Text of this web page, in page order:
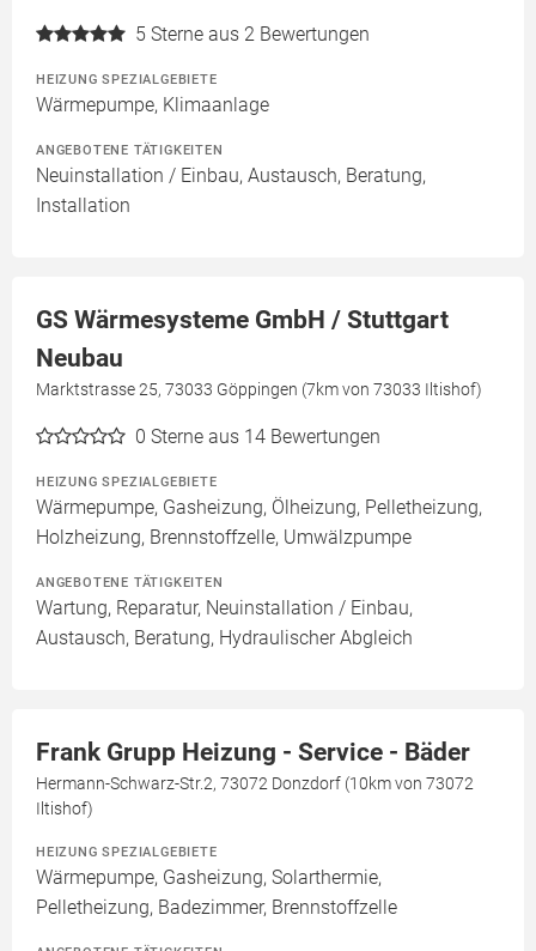
5 Sterne aus 2 Bewertungen
HEIZUNG SPEZIALGEBIETE
Wärmepumpe, Klimaanlage
ANGEBOTENE TÄTIGKEITEN
Neuinstallation / Einbau, Austausch, Beratung,
Installation
GS Wärmesysteme GmbH / Stuttgart
Neubau
Marktstrasse 25, 73033 Göppingen (7km von 73033 Iltishof)
0 Sterne aus 14 Bewertungen
HEIZUNG SPEZIALGEBIETE
Wärmepumpe, Gasheizung, Ölheizung, Pelletheizung,
Holzheizung, Brennstoffzelle, Umwälzpumpe
ANGEBOTENE TÄTIGKEITEN
Wartung, Reparatur, Neuinstallation / Einbau,
Austausch, Beratung, Hydraulischer Abgleich
Frank Grupp Heizung - Service - Bäder
Hermann-Schwarz-Str.2, 73072 Donzdorf (10km von 73072
Iltishof)
HEIZUNG SPEZIALGEBIETE
Wärmepumpe, Gasheizung, Solarthermie,
Pelletheizung, Badezimmer, Brennstoffzelle